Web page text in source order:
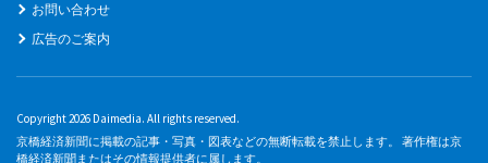
お問い合わせ
広告のご案内
Copyright 2026 Daimedia. All rights reserved.
京橋経済新聞に掲載の記事・写真・図表などの無断転載を禁止します。 著作権は京
橋経済新聞またはその情報提供者に属します。